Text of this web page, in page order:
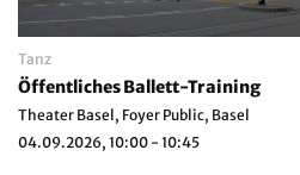
Tanz
Öffentliches Ballett-Training
Theater Basel, Foyer Public, Basel
04.09.2026, 10:00 - 10:45